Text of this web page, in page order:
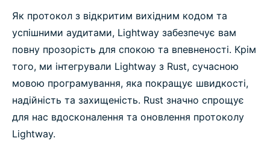
Як протокол з відкритим вихідним кодом та
успішними аудитами, Lightway забезпечує вам
повну прозорість для спокою та впевненості. Крім
того, ми інтегрували Lightway з Rust, сучасною
мовою програмування, яка покращує швидкості,
надійність та захищеність. Rust значно спрощує
для нас вдосконалення та оновлення протоколу
Lightway.